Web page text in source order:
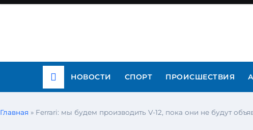
НОВОСТИ СПОРТ ПРОИСШЕСТВИЯ
Главная » Ferrari: мы будем производить V-12, пока они не будут